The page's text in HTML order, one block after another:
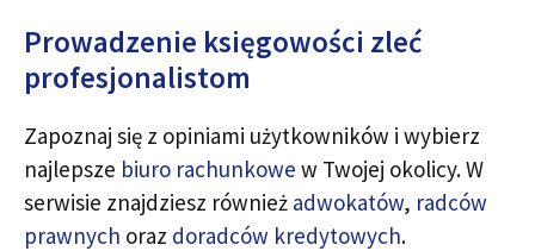
Prowadzenie księgowości zleć
profesjonalistom
Zapoznaj się z opiniami użytkowników i wybierz
najlepsze biuro rachunkowe w Twojej okolicy. W
serwisie znajdziesz również adwokatów, radców
prawnych oraz doradców kredytowych.